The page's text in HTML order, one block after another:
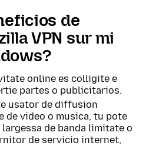
de
VPN sur mi
online es colligite e
partes o publicitarios.
usator de diffusion
de video o musica, tu pote
de banda limitate o
de servicio internet,